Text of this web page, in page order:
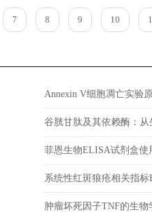
7 8 9 10
Annexin V细胞凋亡实验
谷胱甘肽及其依赖酶：
菲恩生物ELISA试剂盒使
系统性红斑狼疮相关指
肿瘤坏死因子TNF的生